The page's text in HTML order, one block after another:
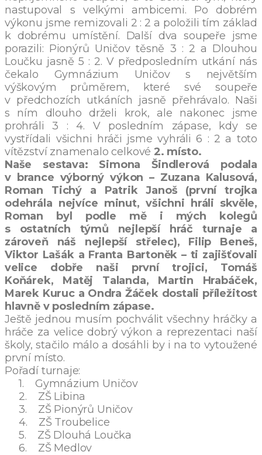
nastupoval s velkými ambicemi. Po dobrém
výkonu jsme remizovali 2 : 2 a položili tím základ
k dobrému umístění. Další dva soupeře jsme
porazili: Pionýrů Uničov těsně 3 : 2 a Dlouhou
Loučku jasně 5 : 2. V předposledním utkání nás
čekalo Gymnázium Uničov s největším
výškovým průměrem, které své soupeře
v předchozích utkáních jasně přehrávalo. Naši
s ním dlouho drželi krok, ale nakonec jsme
prohráli 3 : 4. V posledním zápase, kdy se
vystřídali všichni hráči jsme vyhráli 6 : 2 a toto
vítězství znamenalo celkové 2. místo.
Naše sestava: Simona Šindlerová podala
v brance výborný výkon – Zuzana Kalusová,
Roman Tichý a Patrik Janoš (první trojka
odehrála nejvíce minut, všichni hráli skvěle,
Roman byl podle mě i mých kolegů
s ostatních týmů nejlepší hráč turnaje a
zároveň náš nejlepší střelec), Filip Beneš,
Viktor Lašák a Franta Bartoněk – ti zajišťovali
velice dobře naši první trojici, Tomáš
Koňárek, Matěj Talanda, Martin Hrabáček,
Marek Kuruc a Ondra Žáček dostali příležitost
hlavně v posledním zápase.
Ještě jednou musím pochválit všechny hráčky a
hráče za velice dobrý výkon a reprezentaci naší
školy, stačilo málo a dosáhli by i na to vytoužené
první místo.
Pořadí turnaje:
1.
Gymnázium Uničov
2.
ZŠ Libina
3.
ZŠ Pionýrů Uničov
4.
ZŠ Troubelice
5.
ZŠ Dlouhá Loučka
6.
ZŠ Medlov